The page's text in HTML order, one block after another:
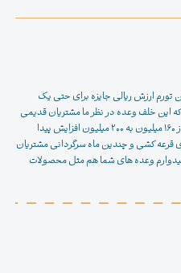
تورم ارزش ریالی جایزه برای حتی یک
این خلف وعده در نظر ما مشتریان قدیمی
هم جالب نباشه ، کما اینکه وقتی قیمت ساید از 160 میلیون به 200 میلیون افزایش پیدا
قرعه کشی و چندین ماه سرگردانی مشتریان
وعده های شما هم مثل محصولات